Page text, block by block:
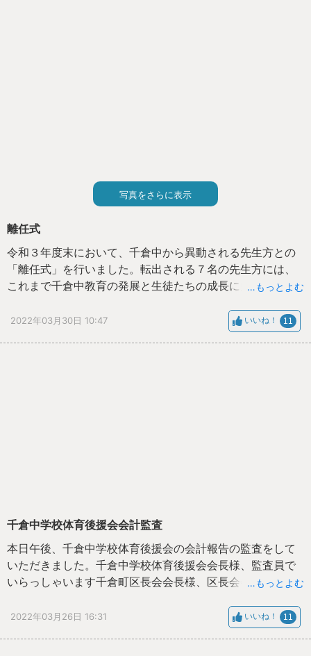
写真をさらに表示
離任式
令和３年度末において、千倉中から異動される先生方との
「離任式」を行いました。転出される７名の先生方には、
これまで千倉中教育の発展と生徒たちの成長に多大なるご
これからもご健康に留意され、新天地でのご活躍を祈念い
…もっとよむ
2022年03月30日 10:47 いいね！ 11
千倉中学校体育後援会会計監査
本日午後、千倉中学校体育後援会の会計報告の監査をして
いただきました。千倉中学校体育後援会会長様、監査員で
いらっしゃいます千倉町区長会会長様、区長会会計様の皆
学校体育後援会会計報告の監査をしていただきました。
４月２８日（木）に本校体育館にて体育後援会の総会を行
…もっとよむ
2022年03月26日 16:31 いいね！ 11